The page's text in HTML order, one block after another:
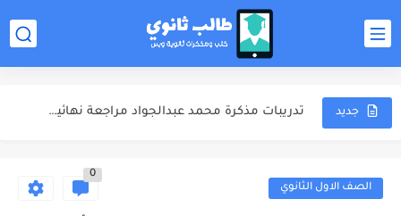
جديد تدريبات مذكرة محمد عبدالجواد مراجعة نهائية كيمياء للصف الثالث الثانوي...
الصف الاول الثانوي
0